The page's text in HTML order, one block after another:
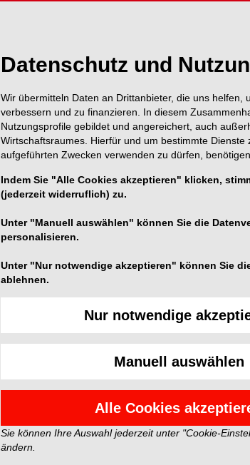
Datenschutz und
Wir übermitteln Daten an Drittanbieter, die uns helfen,
verbessern und zu finanzieren. In diesem
Nutzungsprofile gebildet und angereichert, auch
Wirtschaftsraumes. Hierfür und um bestimmte Dienste
aufgeführten Zwecken verwenden zu dürfen,
Indem Sie "Alle Cookies akzeptieren" klicken,
(jederzeit widerruflich) zu.
Unter "Manuell auswählen" können Sie die
personalisieren.
Unter "Nur notwendige akzeptieren" können Sie
ablehnen.
Nur notwendige
Manuell auswählen
Alle Cookies
Sie können Ihre Auswahl jederzeit unter "Cookie-
ändern.